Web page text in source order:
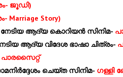
ജൂഡി)
Marriage Story)
ആദ്യ കൊറിയന്‍ സിനിമ-
ആദ്യ വിദേശ ഭാഷാ ചിത്രം-
പാരസൈറ്റ്
ചെയ്ത സിനിമ- ഗള്ളി